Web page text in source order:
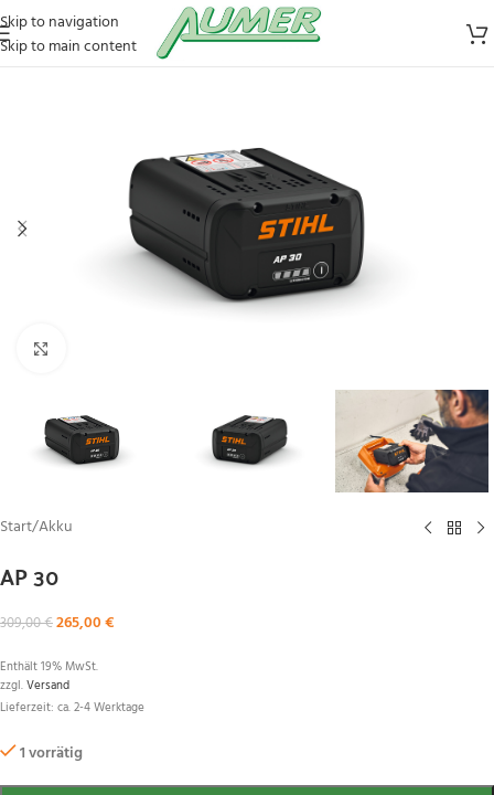
Skip to navigation
Skip to main content
Start/Akku
AP 30
309,00€265,00€
Enthält 19% MwSt.
zzgl.Versand
Lieferzeit: ca. 2-4 Werktage
1 vorrätig